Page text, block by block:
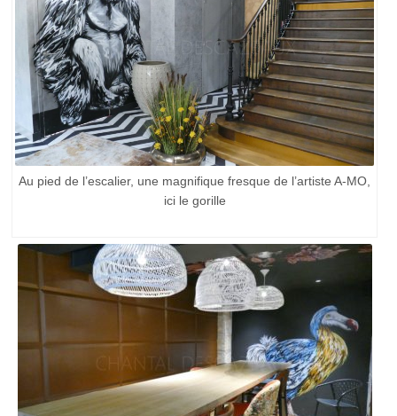
Au pied de l’escalier, une magnifique fresque de l’artiste A-MO,
ici le gorille